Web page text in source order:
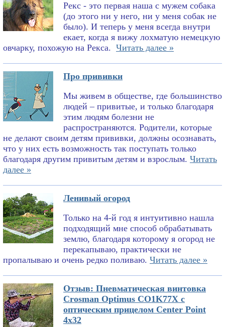
Рекс - это первая наша с мужем собака
(до этого ни у него, ни у меня собак не
было). И теперь у меня всегда внутри
екает, когда я вижу лохматую немецкую
овчарку, похожую на Рекса. Читать далее »
Про прививки
Мы живем в обществе, где большинство
людей – привитые, и только благодаря
этим людям болезни не
распространяются. Родители, которые
не делают своим детям прививки, должны осознавать,
что у них есть возможность так поступать только
благодаря другим привитым детям и взрослым. Читать
далее »
Ленивый огород
Только на 4-й год я интуитивно нашла
подходящий мне способ обрабатывать
землю, благодаря которому я огород не
перекапываю, практически не
пропалываю и очень редко поливаю. Читать далее »
Отзыв: Пневматическая винтовка
Crosman Optimus CO1K77X с
оптическим прицелом Center Point
4x32